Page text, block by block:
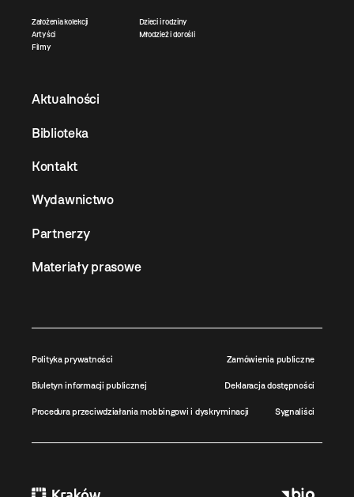
Założenia kolekcji
Artyści
Filmy
Dzieci i rodziny
Młodzież i dorośli
Aktualności
Biblioteka
Kontakt
Wydawnictwo
Partnerzy
Materiały prasowe
Polityka prywatności Zamówienia publiczne
Biuletyn informacji publicznej Deklaracja dostępności
Procedura przeciwdziałania mobbingowi i dyskryminacji Sygnaliści